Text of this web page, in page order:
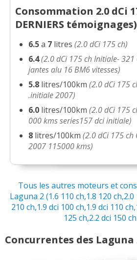
Consommation 2.0 dCi
DERNIERS
6.5 a 7 litres(2.0 dCi 175 ch)
6.4(2.0 dCi 175 ch Initiale-
jantes alu 16 BM6 vitesses)
5.8 litres/100km(2.0 dCi 175
.initiale 2007)
6.0 litres/100km(2.0 dCi 175
000 kms series157 dci initiale)
8 litres/100km(2.0 dCi 175 ch
2007 115000 kms)
Tous les autres moteurs et
Laguna 2 (1.6 110 ch,1.8 120 ch,2.0
210 ch,1.9 dci 100 ch,1.9 dci 110
125 ch,2.2 dci 150 ch
Concurrentes des Laguna